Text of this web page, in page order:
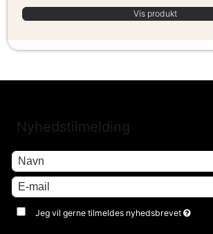
Vis produkt
Nyhedstilmelding
Jeg vil gerne tilmeldes nyhedsbrevet